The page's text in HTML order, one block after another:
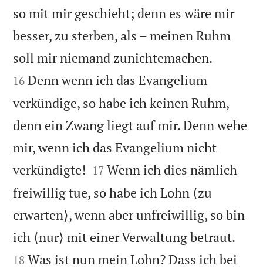
so mit mir geschieht; denn es wäre mir
besser, zu sterben, als – meinen Ruhm
soll mir niemand zunichtemachen.
16 Denn wenn ich das Evangelium
verkündige, so habe ich keinen Ruhm,
denn ein Zwang liegt auf mir. Denn wehe
mir, wenn ich das Evangelium nicht
verkündigte! 

17 Wenn ich dies nämlich
freiwillig tue, so habe ich Lohn ⟨zu
erwarten⟩, wenn aber unfreiwillig, so bin
ich ⟨nur⟩ mit einer Verwaltung betraut.
18 Was ist nun mein Lohn? Dass ich bei